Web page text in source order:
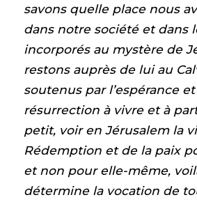
savons quelle place nous
dans notre société et dans
incorporés au mystère de
restons auprès de lui au
soutenus par l’espérance
résurrection à vivre et à
petit, voir en Jérusalem la
Rédemption et de la paix
et non pour elle-même,
détermine la vocation de